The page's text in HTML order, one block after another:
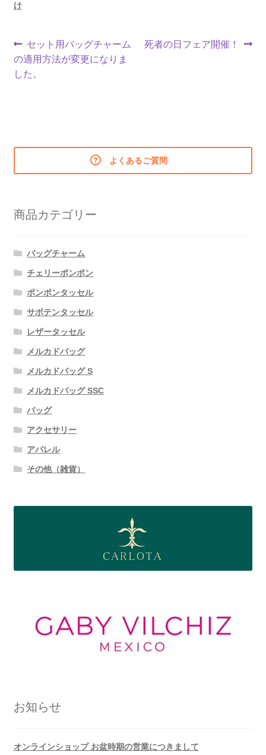
け
投
稿
ョ
前
の
投
セット用バッグチャーム
の適用方法が変更になりま
した。
次
死者の日フェア開催！
よくあるご質問
商品カテゴリー
バッグチャーム
チェリーポンポン
ポンポンタッセル
サボテンタッセル
レザータッセル
メルカドバッグ
メルカドバッグ S
メルカドバッグ SSC
バッグ
アクセサリー
アパレル
その他（雑貨）
お知らせ
オンラインショップ お盆時期の営業につきまして